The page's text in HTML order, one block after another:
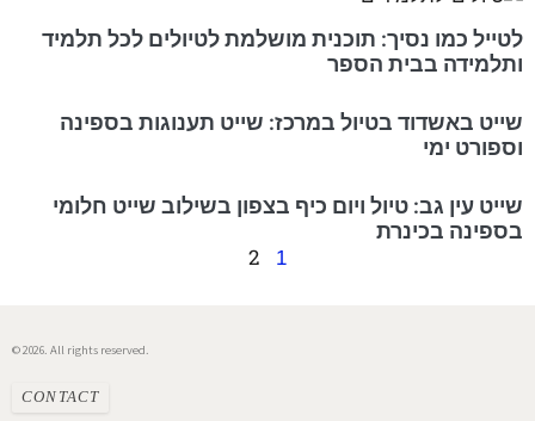
לטייל כמו נסיך: תוכנית מושלמת לטיולים לכל תלמיד
ותלמידה בבית הספר
שייט באשדוד בטיול במרכז: שייט תענוגות בספינה
וספורט ימי
שייט עין גב: טיול ויום כיף בצפון בשילוב שייט חלומי
בספינה בכינרת
1
2
© 2026. All rights reserved.
CONTACT